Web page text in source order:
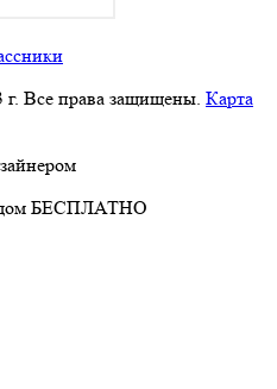
г. Все права защищены. Карта
дом БЕСПЛАТНО